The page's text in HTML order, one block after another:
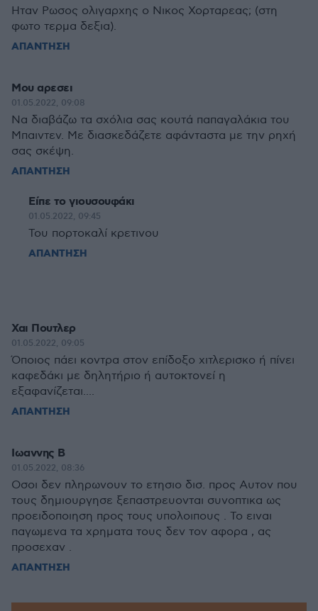
Ηταν Ρωσος ολιγαρχης ο Νικος Χορταρεας; (στη
φωτο τερμα δεξια).
ΑΠΑΝΤΗΣΗ
Μου αρεσει
01.05.2022, 09:08
Να διαβάζω τα σχόλια σας κουτά παπαγαλάκια του
Μπαιντεν. Με διασκεδάζετε αφάνταστα με την ρηχή
σας σκέψη.
ΑΠΑΝΤΗΣΗ
Είπε το γιουσουφάκι
01.05.2022, 09:45
Του πορτοκαλί κρετινου
ΑΠΑΝΤΗΣΗ
Χαι Πουτλερ
01.05.2022, 09:05
Όποιος πάει κοντρα στον επίδοξο χιτλερισκο ή πίνει
καφεδάκι με δηλητήριο ή αυτοκτονεί η
εξαφανίζεται....
ΑΠΑΝΤΗΣΗ
Ιωαννης Β
01.05.2022, 08:36
Οσοι δεν πληρωνουν το ετησιο δισ. προς Αυτον που
τους δημιουργησε ξεπαστρευονται συνοπτικα ως
προειδοποιηση προς τους υπολοιπους . Το ειναι
παγωμενα τα χρηματα τους δεν τον αφορα , ας
προσεχαν .
ΑΠΑΝΤΗΣΗ